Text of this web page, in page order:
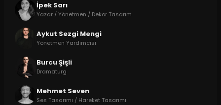
İpek Sarı
Yazar / Yönetmen / Dekor Tasarım
Aykut Sezgi Mengi
Yönetmen Yardımcısı
Burcu Şişli
Dramaturg
Mehmet Seven
Ses Tasarımı / Hareket Tasarımı